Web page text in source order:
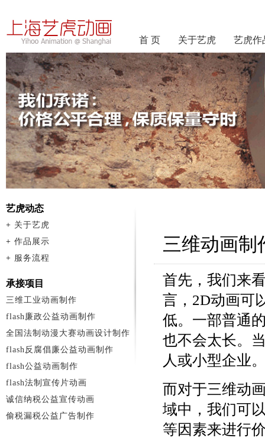
首 页 关于艺虎 艺虎作
三维动画制
首先，我们来
言，2D动画可
低。一部普通
也不会太长。
人或小型企业
而对于三维动
域中，我们可
等因素来进行
艺虎动态
+ 关于艺虎
+ 作品展示
+ 服务流程
承接项目
三维工业动画制作
flash廉政公益动画制作
全国法制动漫大赛动画设计制作
flash反腐倡廉公益动画制作
flash公益动画制作
flash法制宣传片动画
诚信纳税公益宣传动画
偷税漏税公益广告制作